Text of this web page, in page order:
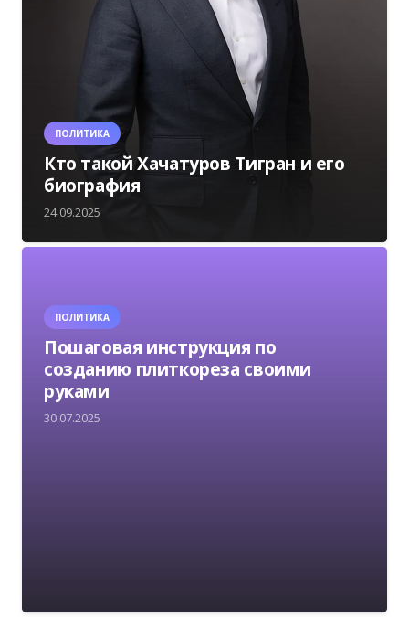
ПОЛИТИКА
Кто такой Хачатуров Тигран и его
биография
24.09.2025
ПОЛИТИКА
Пошаговая инструкция по
созданию плиткореза своими
руками
30.07.2025